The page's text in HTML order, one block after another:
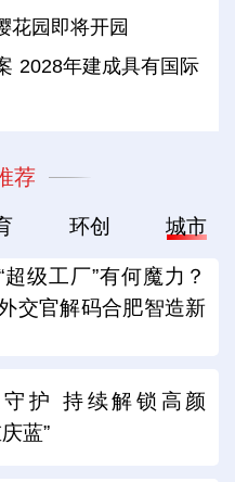
花园即将开园
2028年建成具有国际
荐
环创 城市
超级工厂”有何魔力？
交官解码合肥智造新
护 持续解锁高颜
蓝”